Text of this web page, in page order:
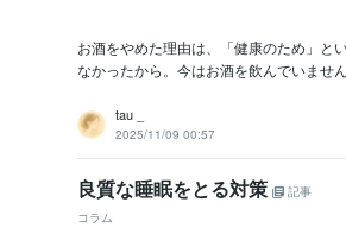
お酒をやめた理由は、「健康のため」と
なかったから。今はお酒を飲んでいませ
tau _
2025/11/09 00:57
良質な睡眠をとる対策
記事
コラム